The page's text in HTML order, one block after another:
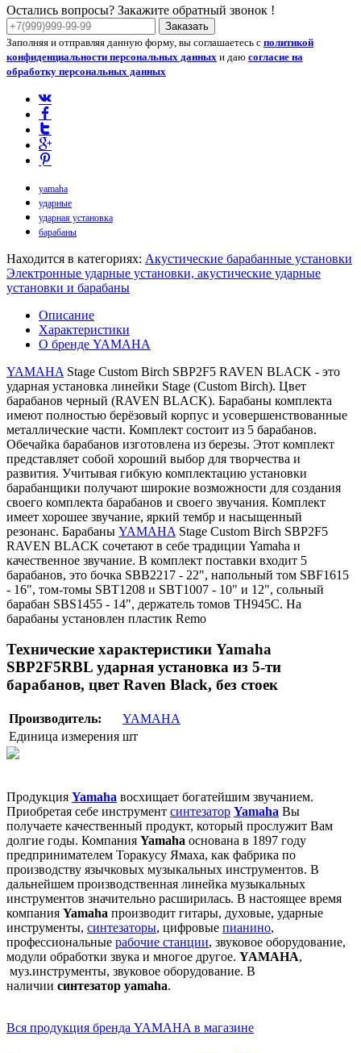
Остались вопросы? Закажите обратный звонок !
Заказать
Заполняя и отправляя данную форму, вы соглашаетесь с политикой
конфиденциальности персональных данных и даю согласие на
обработку персональных данных
yamaha
ударные
ударная установка
барабаны
Находится в категориях: Акустические барабанные установки
Электронные ударные установки, акустические ударные
установки и барабаны
Описание
Характеристики
О бренде YAMAHA
YAMAHA Stage Custom Birch SBP2F5 RAVEN BLACK - это
ударная установка линейки Stage (Custom Birch). Цвет
барабанов черный (RAVEN BLACK). Барабаны комплекта
имеют полностью берёзовый корпус и усовершенствованные
металлические части. Комплект состоит из 5 барабанов.
Обечайка барабанов изготовлена из березы. Этот комплект
представляет собой хороший выбор для творчества и
развития. Учитывая гибкую комплектацию установки
барабанщики получают широкие возможности для создания
своего комплекта барабанов и своего звучания. Комплект
имеет хорошее звучание, яркий тембр и насыщенный
резонанс. Барабаны YAMAHA Stage Custom Birch SBP2F5
RAVEN BLACK сочетают в себе традиции Yamaha и
качественное звучание. В комплект поставки входит 5
барабанов, это бочка SBB2217 - 22", напольный том SBF1615
- 16", том-томы SBT1208 и SBT1007 - 10" и 12", сольный
барабан SBS1455 - 14", держатель томов TH945C. На
барабаны установлен пластик Remo
Технические характеристики Yamaha
SBP2F5RBL ударная установка из 5-ти
барабанов, цвет Raven Black, без стоек
Производитель:
YAMAHA
Единица измерения шт
Продукция Yamaha восхищает богатейшим звучанием.
Приобретая себе инструмент синтезатор Yamaha Вы
получаете качественный продукт, который прослужит Вам
долгие годы. Компания Yamaha основана в 1897 году
предпринимателем Торакусу Ямаха, как фабрика по
производству язычковых музыкальных инструментов. В
дальнейшем производственная линейка музыкальных
инструментов значительно расширилась. В настоящее время
компания Yamaha производит гитары, духовые, ударные
инструменты, синтезаторы, цифровые пианино,
профессиональные рабочие станции, звуковое оборудование,
модули обработки звука и многое другое. YAMAHA,
муз.инструменты, звуковое оборудование. В
наличии синтезатор yamaha.
Вся продукция бренда YAMAHA в магазине